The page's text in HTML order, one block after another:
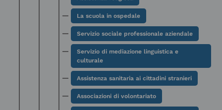
La scuola in ospedale
Servizio sociale professionale aziendale
Servizio di mediazione linguistica e
culturale
Assistenza sanitaria ai cittadini stranieri
Associazioni di volontariato